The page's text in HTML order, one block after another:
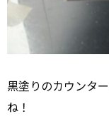
黒塗りのカウンタ
ね！